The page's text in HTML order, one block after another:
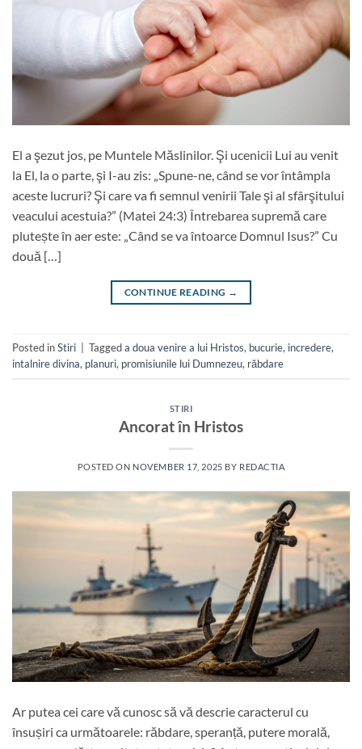
El a şezut jos, pe Muntele Măslinilor. Şi ucenicii Lui au venit
la El, la o parte, şi I-au zis: „Spune-ne, când se vor întâmpla
aceste lucruri? Şi care va fi semnul venirii Tale şi al sfârşitului
veacului acestuia?” (Matei 24:3) Întrebarea supremă care
plutește în aer este: „Când se va întoarce Domnul Isus?” Cu
două […]
CONTINUE READING →
Posted inStiri Taggeda doua venire a lui Hristos, bucurie, incredere,
intalnire divina, planuri, promisiunile lui Dumnezeu, răbdare
STIRI
Ancorat în Hristos
POSTED ON NOVEMBER 17, 2025 BY REDACTIA
Ar putea cei care vă cunosc să vă descrie caracterul cu
însușiri ca următoarele: răbdare, speranță, putere morală,